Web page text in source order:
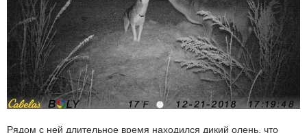
Рядом с ней длительное время находился дикий олень, что